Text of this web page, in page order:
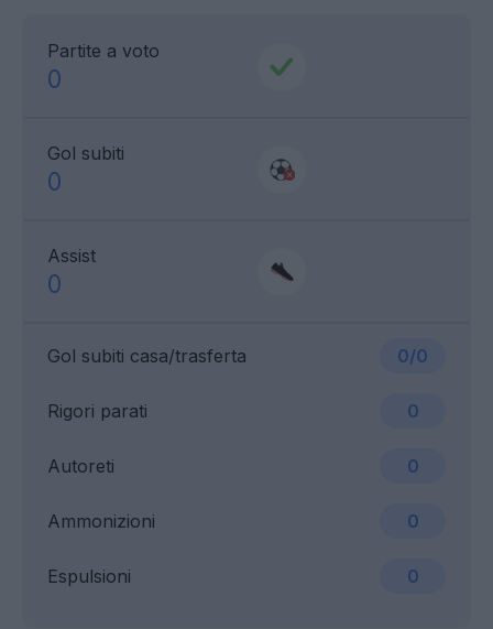
Partite a voto
0
Gol subiti
0
Assist
0
Gol subiti casa/trasferta 0/0
Ammonizioni 0
Rigori parati 0
Espulsioni 0
Autoreti 0